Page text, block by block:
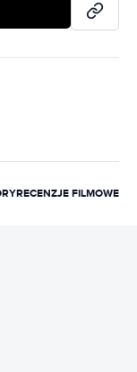
RECENZJE FILMOWE